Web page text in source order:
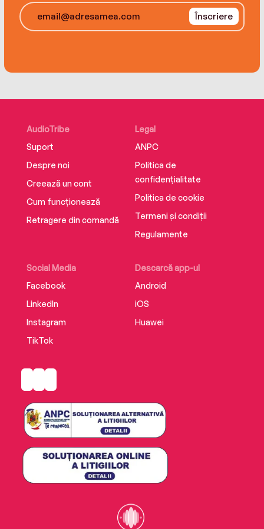
how you assign jobs to your kids or staff, craft a
multi-million dollar ad campaign, deliver your
Înscriere
AudioTribe
Suport
Despre noi
Creează un cont
Cum funcționează
Retragere din comandă
Social Media
Facebook
LinkedIn
Instagram
TikTok
Descarcă app-ul
Android
iOS
Huawei
Legal
ANPC
Politica de
confidențialitate
Politica de cookie
Termeni și condiții
Regulamente